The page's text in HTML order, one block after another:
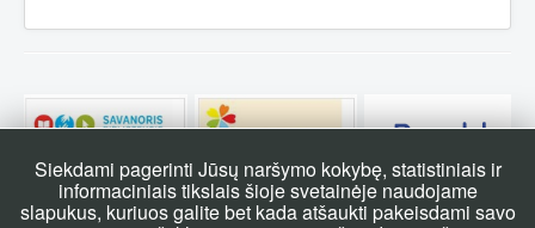
Siekdami pagerinti Jūsų naršymo kokybę, statistiniais ir
informaciniais tikslais šioje svetainėje naudojame
slapukus, kuriuos galite bet kada atšaukti pakeisdami savo